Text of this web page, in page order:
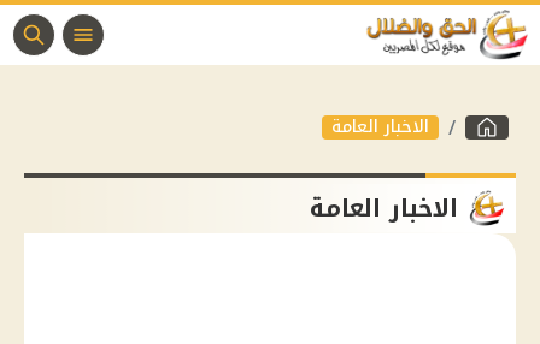
الاخبار العامة
الاخبار العامة